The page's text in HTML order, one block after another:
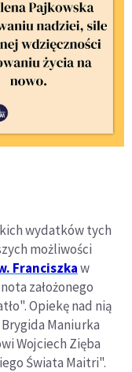
wydatków tych
możliwości
Franciszkaw
założonego
Opiekę nad nią
Maniurka
Wojciech Zięba
Świata Maitri".